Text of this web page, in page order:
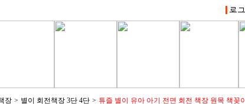
장 > 별이 회전책장 3단 4단 > 튜즐 별이 유아 아기 전면 회전 책장 원목 책꽂이